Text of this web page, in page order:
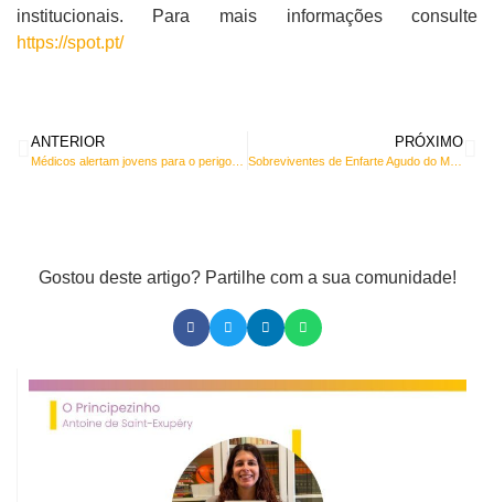
institucionais. Para mais informações consulte
https://spot.pt/
ANTERIOR
Médicos alertam jovens para o perigo de mergulhos mal calculados
PRÓXIMO
Sobreviventes de Enfarte Agudo do Miocárdio caminham para manter a saúde do coração
Gostou deste artigo? Partilhe com a sua comunidade!